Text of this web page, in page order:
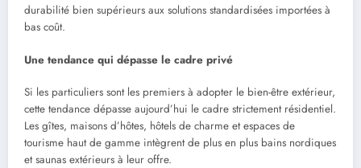
durabilité bien supérieurs aux solutions standardisées importées à
bas coût.
Une tendance qui dépasse le cadre privé
Si les particuliers sont les premiers à adopter le bien-être extérieur,
cette tendance dépasse aujourd’hui le cadre strictement résidentiel.
Les gîtes, maisons d’hôtes, hôtels de charme et espaces de
tourisme haut de gamme intègrent de plus en plus bains nordiques
et saunas extérieurs à leur offre.